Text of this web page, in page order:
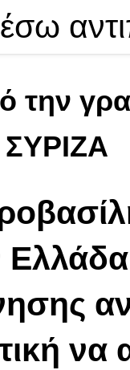
την